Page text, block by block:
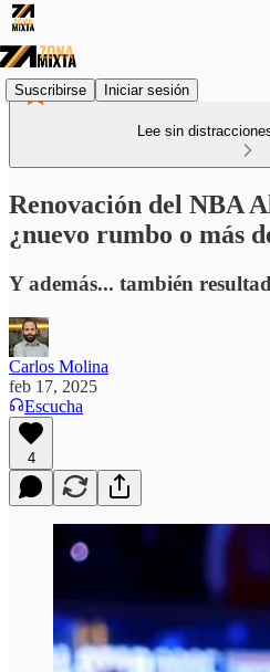
Suscribirse Iniciar sesión
Lee sin
Renovación del NBA
¿nuevo rumbo o más
Y además... también
Carlos Molina
feb 17, 2025
Escucha
4